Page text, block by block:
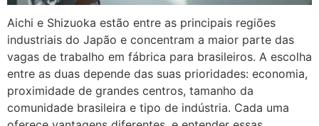
Aichi e Shizuoka estão entre as principais regiões
industriais do Japão e concentram a maior parte das
vagas de trabalho em fábrica para brasileiros. A escolha
entre as duas depende das suas prioridades: economia,
proximidade de grandes centros, tamanho da
comunidade brasileira e tipo de indústria. Cada uma